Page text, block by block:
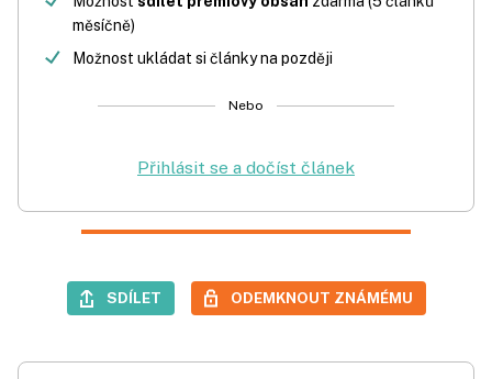
měsíčně)
Možnost ukládat si články na později
Nebo
Přihlásit se a dočíst článek
SDÍLET ODEMKNOUT ZNÁMÉMU